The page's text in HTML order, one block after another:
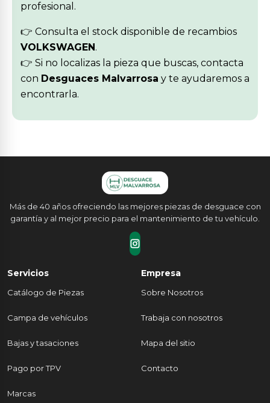
profesional.
👉 Consulta el stock disponible de recambios
VOLKSWAGEN.
👉 Si no localizas la pieza que buscas, contacta
con Desguaces Malvarrosa y te ayudaremos a
encontrarla.
Más de 40 años ofreciendo las mejores piezas de desguace con
garantía y al mejor precio para el mantenimiento de tu vehículo.
Servicios
Catálogo de Piezas
Campa de vehículos
Bajas y tasaciones
Pago por TPV
Marcas
Empresa
Sobre Nosotros
Trabaja con nosotros
Mapa del sitio
Contacto